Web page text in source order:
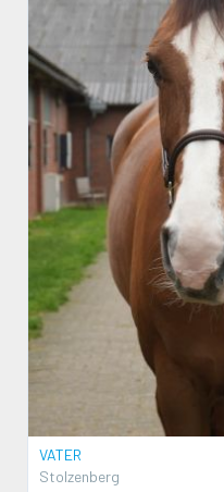
VATER
Stolzenberg